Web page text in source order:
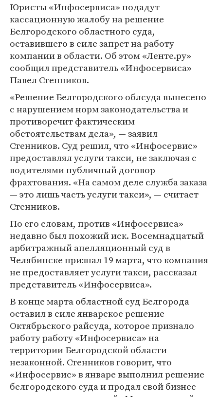
Юристы «Инфосервиса» подадут
кассационную жалобу на решение
Белгородского областного суда,
оставившего в силе запрет на работу
компании в области. Об этом «Ленте.ру»
сообщил представитель «Инфосервиса»
Павел Стенников.
«Решение Белгородского облсуда вынесено
с нарушением норм законодательства и
противоречит фактическим
обстоятельствам дела», — заявил
Стенников. Суд решил, что «Инфосервис»
предоставлял услуги такси, не заключая с
водителями публичный договор
фрахтования. «На самом деле служба заказа
— это лишь часть услуги такси», — считает
Стенников.
По его словам, против «Инфосервиса»
недавно был похожий иск. Восемнадцатый
арбитражный апелляционный суд в
Челябинске признал 19 марта, что компания
не предоставляет услуги такси, рассказал
представитель «Инфосервиса».
В конце марта областной суд Белгорода
оставил в силе январское решение
Октябрьского райсуда, которое признало
работу работу «Инфосервиса» на
территории Белгородской области
незаконной. Стенников говорит, что
«Инфосервис» в январе выполнил решение
белгородского суда и продал свой бизнес